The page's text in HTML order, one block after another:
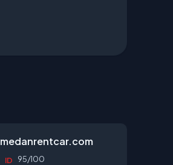
medanrentcar.com
ID 95/100